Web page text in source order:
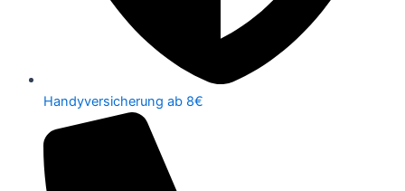
Handyversicherung ab 8€